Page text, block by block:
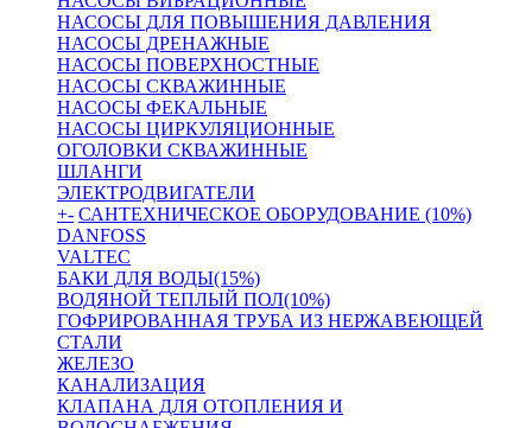
НАСОСЫ ДЛЯ ПОВЫШЕНИЯ ДАВЛЕНИЯ
НАСОСЫ ДРЕНАЖНЫЕ
НАСОСЫ ПОВЕРХНОСТНЫЕ
НАСОСЫ СКВАЖИННЫЕ
НАСОСЫ ФЕКАЛЬНЫЕ
НАСОСЫ ЦИРКУЛЯЦИОННЫЕ
ОГОЛОВКИ СКВАЖИННЫЕ
ШЛАНГИ
ЭЛЕКТРОДВИГАТЕЛИ
+- САНТЕХНИЧЕСКОЕ ОБОРУДОВАНИЕ (10%)
DANFOSS
VALTEC
БАКИ ДЛЯ ВОДЫ(15%)
ВОДЯНОЙ ТЕПЛЫЙ ПОЛ(10%)
ГОФРИРОВАННАЯ ТРУБА ИЗ НЕРЖАВЕЮЩЕЙ
СТАЛИ
ЖЕЛЕЗО
КАНАЛИЗАЦИЯ
КЛАПАНА ДЛЯ ОТОПЛЕНИЯ И